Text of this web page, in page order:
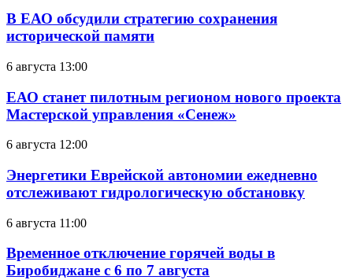
В ЕАО обсудили стратегию сохранения
исторической памяти
6 августа 13:00
ЕАО станет пилотным регионом нового проекта
Мастерской управления «Сенеж»
6 августа 12:00
Энергетики Еврейской автономии ежедневно
отслеживают гидрологическую обстановку
6 августа 11:00
Временное отключение горячей воды в
Биробиджане с 6 по 7 августа